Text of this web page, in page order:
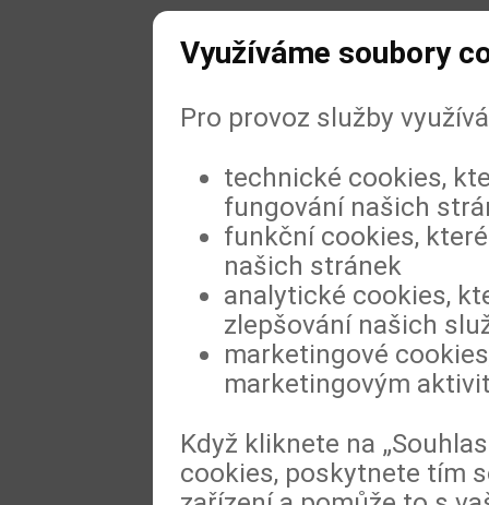
Využíváme soubory
Pro provoz služby
technické cookies,
fungování našich
funkční cookies,
našich stránek
analytické cookies,
zlepšování našich
marketingové
marketingovým
Když kliknete na
cookies, poskytnete tím